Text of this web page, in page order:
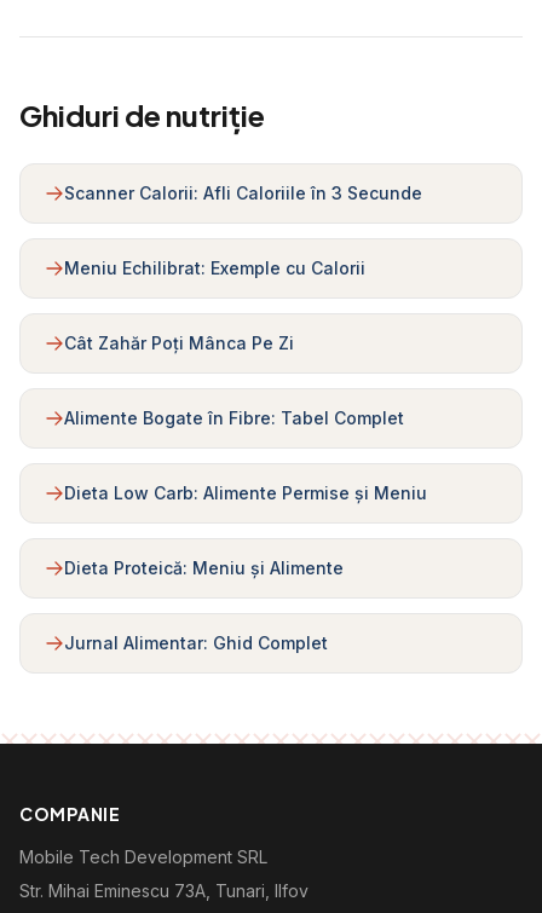
Ghiduri de nutriție
Scanner Calorii: Afli Caloriile în 3 Secunde
Meniu Echilibrat: Exemple cu Calorii
Cât Zahăr Poți Mânca Pe Zi
Alimente Bogate în Fibre: Tabel Complet
Dieta Low Carb: Alimente Permise și Meniu
Dieta Proteică: Meniu și Alimente
Jurnal Alimentar: Ghid Complet
COMPANIE
Mobile Tech Development SRL
Str. Mihai Eminescu 73A, Tunari, Ilfov